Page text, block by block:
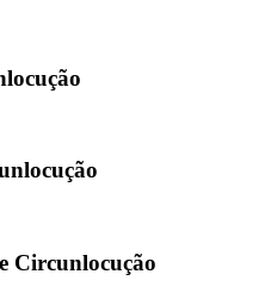
Circunlocução